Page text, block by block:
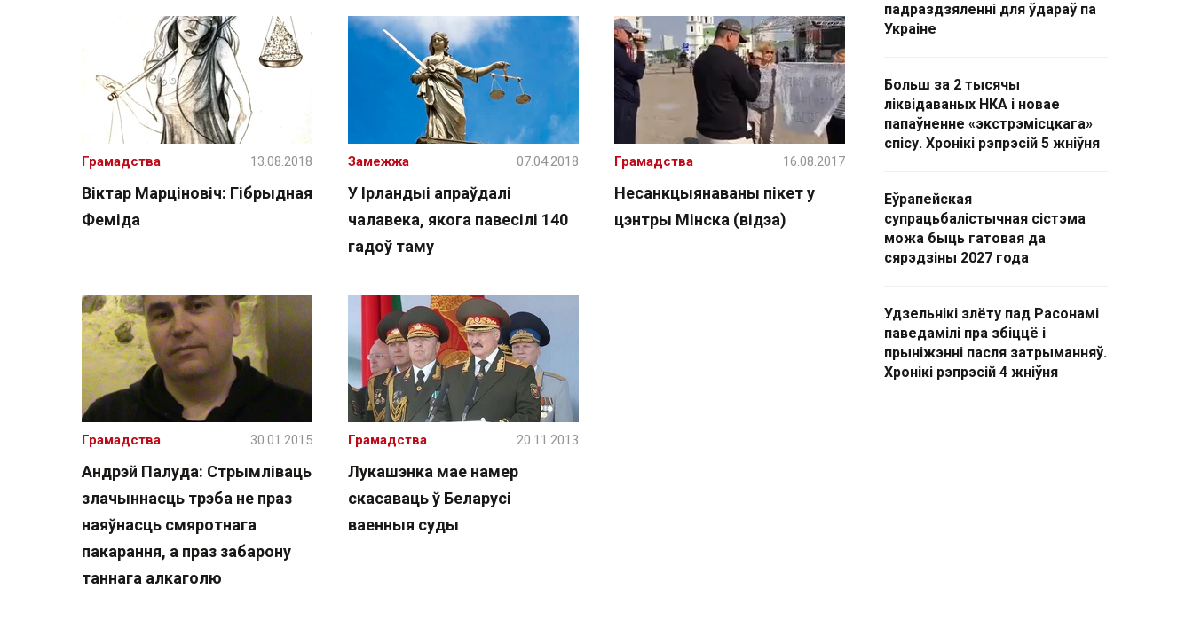
Віктар Марціновіч: Гібрыдная
Феміда
Грамадства 13.08.2018
У Ірландыі апраўдалі
чалавека, якога павесілі 140
гадоў таму
Замежжа 07.04.2018
Несанкцыянаваны пікет у
цэнтры Мінска (відэа)
Грамадства 16.08.2017
Андрэй Палуда: Стрымліваць
злачыннасць трэба не праз
наяўнасць смяротнага
пакарання, а праз забарону
таннага алкаголю
Грамадства 30.01.2015
Лукашэнка мае намер
скасаваць ў Беларусі
ваенныя суды
Грамадства 20.11.2013
падраздзяленні для ўдараў па
Украіне
Больш за 2 тысячы
ліквідаваных НКА і новае
папаўненне «экстрэмісцкага»
спісу. Хронікі рэпрэсій 5 жніўня
Еўрапейская
супрацьбалістычная сістэма
можа быць гатовая да
сярэдзіны 2027 года
Удзельнікі злёту пад Расонамі
паведамілі пра збіццё і
прыніжэнні пасля затрыманняў.
Хронікі рэпрэсій 4 жніўня